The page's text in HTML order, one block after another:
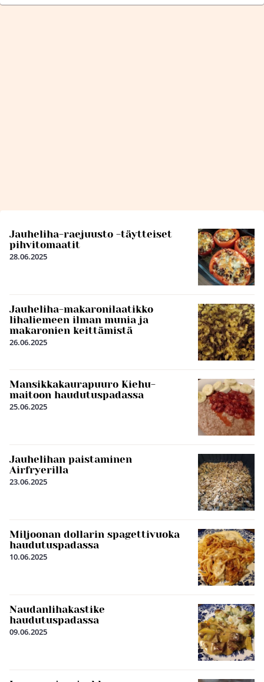
Jauheliha-raejuusto -täytteiset
pihvitomaatit
28.06.2025
Jauheliha-makaronilaatikko
lihaliemeen ilman munia ja
makaronien keittämistä
26.06.2025
Mansikkakaurapuuro Kiehu-
maitoon haudutuspadassa
25.06.2025
Jauhelihan paistaminen
Airfryerilla
23.06.2025
Miljoonan dollarin spagettivuoka
haudutuspadassa
10.06.2025
Naudanlihakastike
haudutuspadassa
09.06.2025